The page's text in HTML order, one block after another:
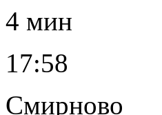
4 мин
17:58
Смирново